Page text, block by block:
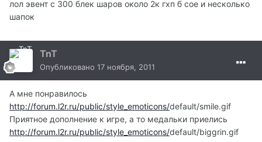
лол эвент с 300 блек шаров около 2к гхп б сое и несколько
шапок
TnT
Опубликовано 17 ноября, 2011
А мне понравилось
http://forum.l2r.ru/public/style_emoticons/default/smile.gif
Приятное дополнение к игре, а то медальки приелись
http://forum.l2r.ru/public/style_emoticons/default/biggrin.gif